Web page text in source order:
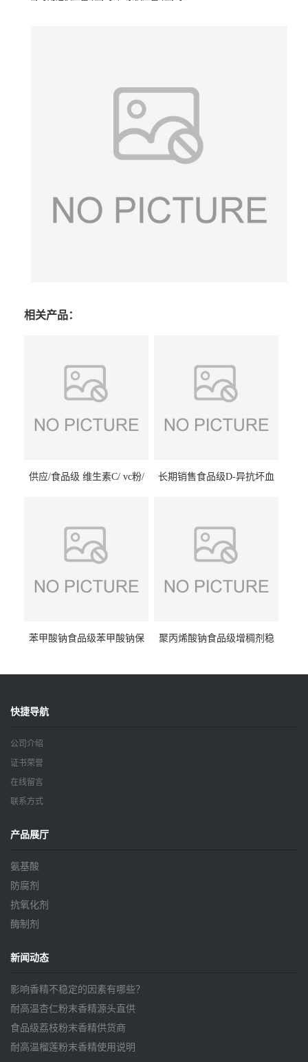
相关产品：
供应/食品级 维生素C/ vc粉/
长期销售食品级D-异抗坏血
苯甲酸钠食品级苯甲酸钠保
聚丙烯酸钠食品级增稠剂稳
快捷导航
公司介绍
证书荣誉
在线留言
联系方式
产品展厅
氨基酸
防腐剂
抗氧化剂
酶制剂
新闻动态
影响香精不稳定的因素有哪些？
耐高温杏仁粉末香精源头直供
食品级荔枝粉末香精供货商
耐高温榴莲粉末香精使用说明